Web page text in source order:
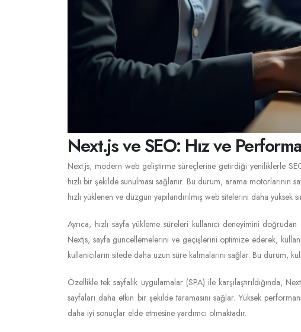
Next.js ve SEO: Hız ve
Next.js, modern web geliştirme süreçlerine getirdiği yeniliklerle
hızlı bir şekilde sunulması sağlanır. Bu durum, arama
hızlı yüklenen ve düzgün yapılandırılmış web sitelerini daha
Ayrıca, hızlı sayfa yükleme süreleri kullanıcı deneyimini
Nextjs, sayfa güncellemelerini ve geçişlerini optimize ederek,
kullanıcıların sitede daha uzun süre kalmalarını sağlar. Bu durum,
Özellikle tek sayfalık uygulamalar (SPA) ile karşılaştırıldığında,
sayfaları daha etkin bir şekilde taramasını sağlar. Yüksek
daha iyi sonuçlar elde etmesine yardımcı olmaktadır.